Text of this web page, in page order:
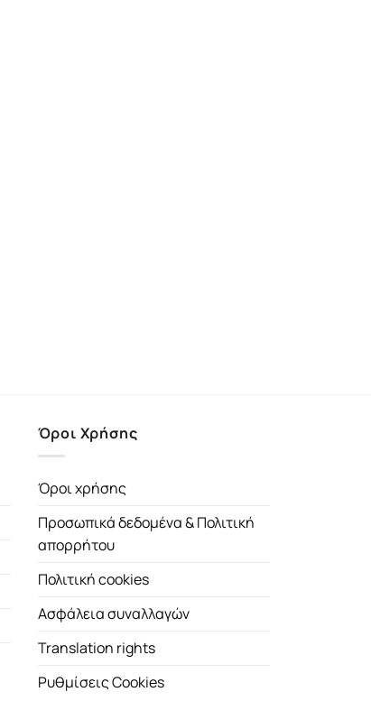
Όροι Χρήσης
Όροι χρήσης
Προσωπικά δεδομένα & Πολιτική
απορρήτου
Πολιτική cookies
Ασφάλεια συναλλαγών
Translation rights
Ρυθμίσεις Cookies